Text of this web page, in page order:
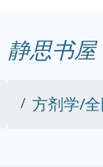
静思书屋
方剂学/全